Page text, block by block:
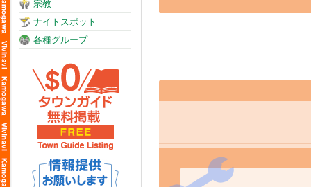
宗教
ナイトスポット
各種グループ